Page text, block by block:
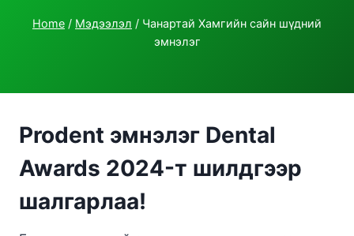
Home / Мэдээлэл / Чанартай Хамгийн сайн шүдний
эмнэлэг
Prodent эмнэлэг Dental
Awards 2024-т шилдгээр
шалгарлаа!